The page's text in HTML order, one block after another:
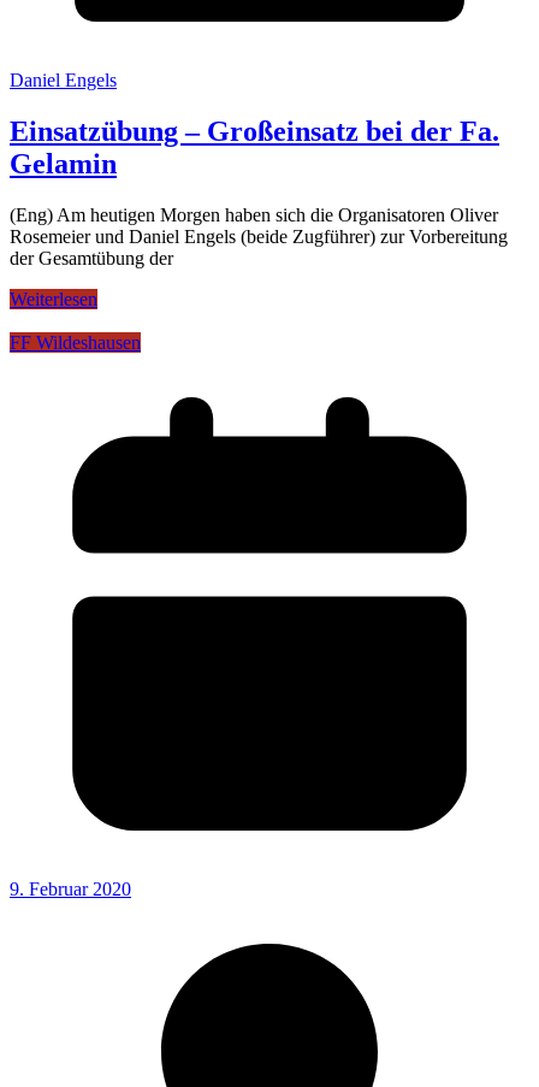
Daniel Engels
Einsatzübung – Großeinsatz bei der Fa.
Gelamin
(Eng) Am heutigen Morgen haben sich die Organisatoren Oliver
Rosemeier und Daniel Engels (beide Zugführer) zur Vorbereitung
der Gesamtübung der
Weiterlesen
FF Wildeshausen
9. Februar 2020